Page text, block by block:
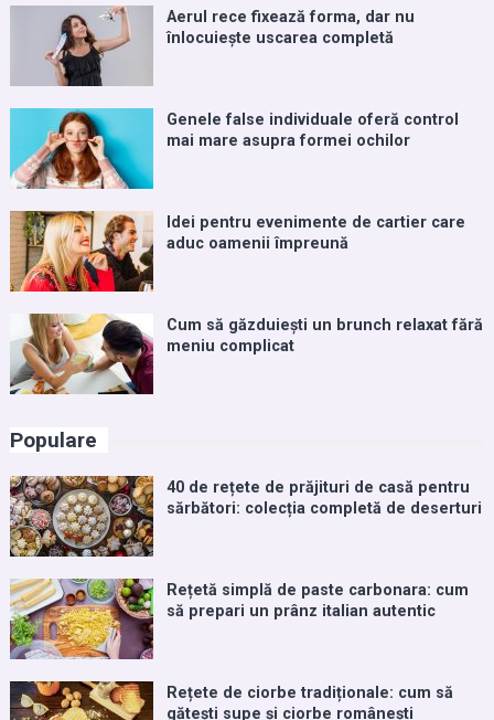
Aerul rece fixează forma, dar nu
înlocuiește uscarea completă
Genele false individuale oferă control
mai mare asupra formei ochilor
Idei pentru evenimente de cartier care
aduc oamenii împreună
Cum să găzduiești un brunch relaxat fără
meniu complicat
Populare
40 de rețete de prăjituri de casă pentru
sărbători: colecția completă de deserturi
Rețetă simplă de paste carbonara: cum
să prepari un prânz italian autentic
Rețete de ciorbe tradiționale: cum să
gătești supe și ciorbe românești